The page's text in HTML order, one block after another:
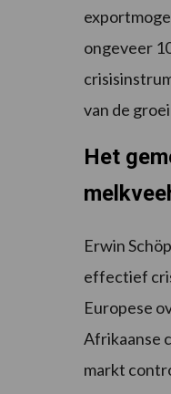
ongeveer
van de
Het
Erwin
effectief
Europese
Afrikaanse
markt